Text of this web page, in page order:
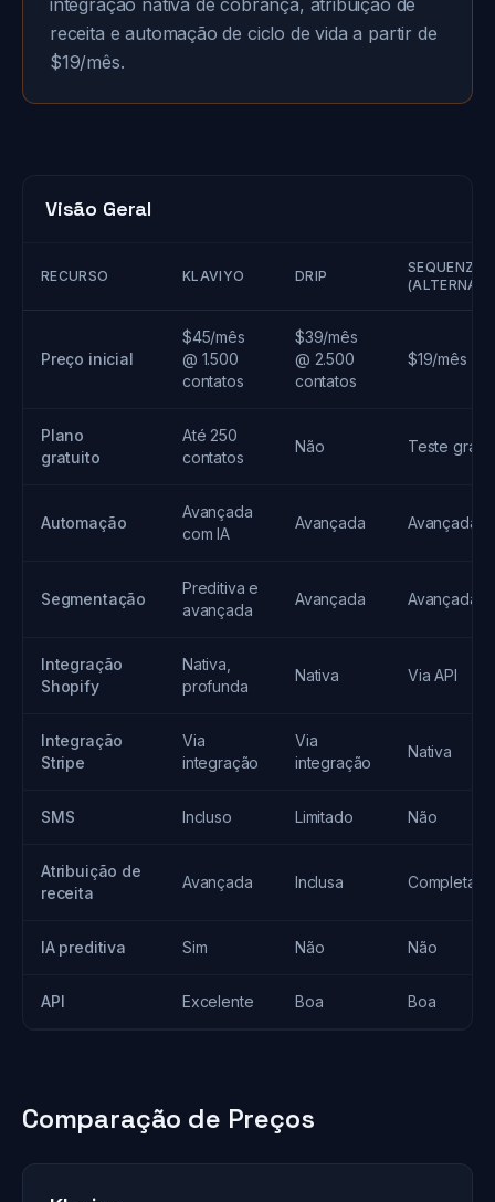
integração nativa de cobrança, atribuição de
receita e automação de ciclo de vida a partir de
$19/mês.
Visão Geral
RECURSO KLAVIYO DRIP
SEQUENZY
Preço inicial
$45/mês
@ 1.500
contatos
$39/mês
@ 2.500
contatos
$19/mês
Plano
gratuito
Até 250
contatos
Não Teste grátis
Automação
Avançada
com IA
Avançada Avançada
Segmentação
Preditiva e
avançada
Avançada Avançada
Integração
Shopify
Nativa,
profunda
Nativa Via API
Integração
Stripe
Via
integração
Via
integração
Nativa
SMS Incluso Limitado Não
Atribuição de
receita
Avançada Inclusa Completa
IA preditiva Sim Não Não
API Excelente Boa Boa
Comparação de Preços